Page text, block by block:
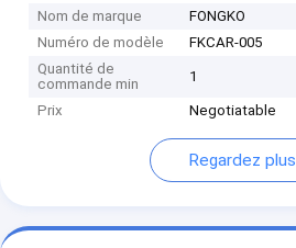
Nom de marque
FONGKO
Numéro de modèle
FKCAR-005
Quantité de
commande min
1
Prix Negotiatable
Regardez plus